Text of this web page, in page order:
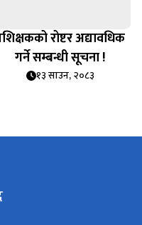
रोष्टर अद्यावधिक
गर्ने सम्बन्धी सूचना !
१३ साउन, २०८३